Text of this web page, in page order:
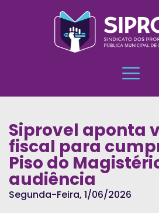
Siprovel aponta
fiscal para
Piso do
audiência
Segunda-Feira, 1/06/2026